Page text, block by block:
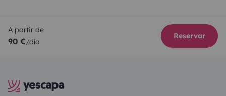
A partir de
90 €/día
Reservar